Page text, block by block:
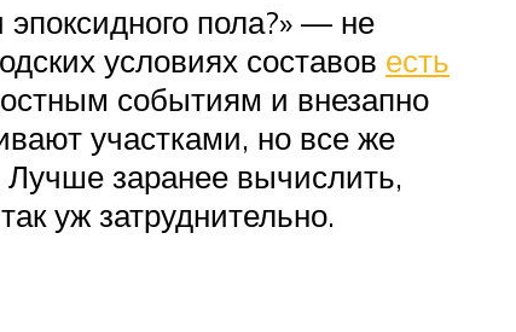
пола?» — не
условиях составов есть
событиям и внезапно
участками, но все же
Лучше заранее вычислить,
уж затруднительно.